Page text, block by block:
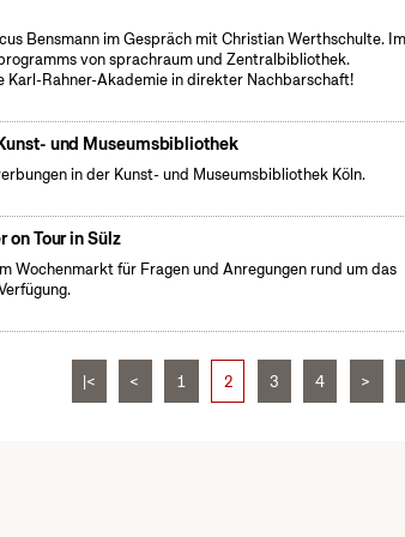
Bensmann im Gespräch mit Christian Werthschulte.
von sprachraum und Zentralbibliothek.
Karl-Rahner-Akademie in direkter Nachbarschaft!
und Museumsbibliothek
in der Kunst- und Museumsbibliothek Köln.
Tour in Sülz
Wochenmarkt für Fragen und Anregungen rund um das
|< < 1 2 3 4 >